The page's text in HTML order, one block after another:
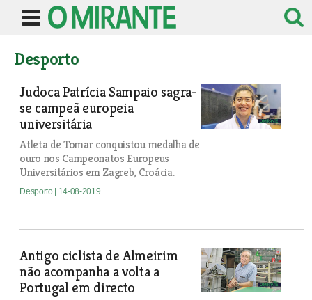
Desporto
Judoca Patrícia Sampaio sagra-
se campeã europeia
universitária
Atleta de Tomar conquistou medalha de
ouro nos Campeonatos Europeus
Universitários em Zagreb, Croácia.
Desporto | 14-08-2019
Antigo ciclista de Almeirim
não acompanha a volta a
Portugal em directo